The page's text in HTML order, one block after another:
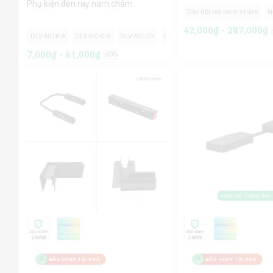
Phụ kiện đèn ray nam châm
DLV-NC-K-N DLV-NC-GN DLV-NC-N2 DLV-NC-N3 DLV-NC-DT-1.5m
7,000₫ - 61,000₫ -30%
Nối góc ray nam châm
42,000₫ - 287,000₫
BẢO HÀNH TẠI NHÀ BẢO HÀNH TẠI NHÀ